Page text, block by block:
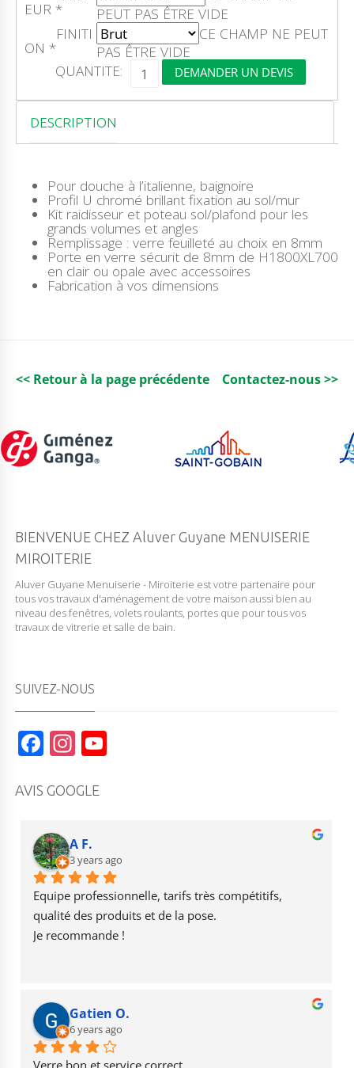
EUR *
PEUT PAS ÊTRE VIDE
FINITI
ON *
CE CHAMP NE PEUT
PAS ÊTRE VIDE
QUANTITE:
D
E
P
A
N
O
B
O
N
E
DEMANDER UN DEVIS
DESCRIPTION
Pour douche à l’italienne, baignoire
Profil U chromé brillant fixation au sol/mur
Kit raidisseur et poteau sol/plafond pour les
grands volumes et angles
Remplissage : verre feuilleté au choix en 8mm
Porte en verre sécurit de 8mm de H1800XL700
en clair ou opale avec accessoires
Fabrication à vos dimensions
<< Retour à la page précédente Contactez-nous >>
BIENVENUE CHEZ Aluver Guyane MENUISERIE
MIROITERIE
Aluver Guyane Menuiserie - Miroiterie est votre partenaire pour
tous vos travaux d'aménagement de votre maison aussi bien au
niveau des fenêtres, volets roulants, portes que pour tous vos
travaux de vitrerie et salle de bain.
SUIVEZ-NOUS
F
c
b
o
o
k
In
a
r
a
m
b
e
AVIS GOOGLE
A F.
3 years ago
Equipe professionnelle, tarifs très compétitifs,
qualité des produits et de la pose.
Je recommande !
Gatien O.
6 years ago